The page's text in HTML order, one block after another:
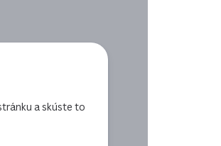
a skúste to